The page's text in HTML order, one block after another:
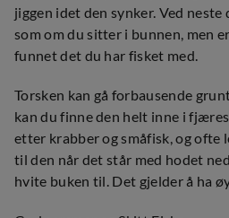
jiggen idet den synker. Ved
som om du sitter i bunnen, men
funnet det du har fisket med.
Torsken kan gå forbausende
kan du finne den helt inne i
etter krabber og småfisk, og ofte
til den når det står med hodet
hvite buken til. Det gjelder å ha